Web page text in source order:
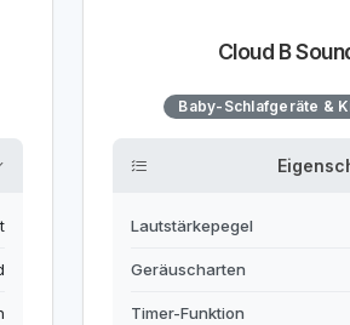
Cloud B
Baby-Schlafgeräte &
Lautstärkepegel
Geräuscharten
Timer-Funktion